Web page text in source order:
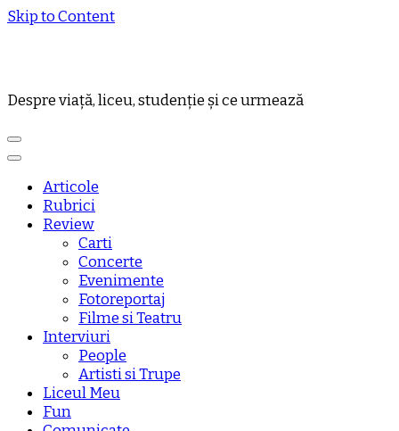
Skip to Content
Despre viață, liceu, studenție și ce urmează
Articole
Rubrici
Review
Carti
Concerte
Evenimente
Fotoreportaj
Filme si Teatru
Interviuri
People
Artisti si Trupe
Liceul Meu
Fun